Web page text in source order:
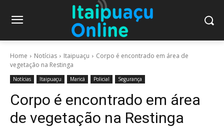
Home Notícias Itaipuaçu
Corpo é encontrado em área de
vegetação na Restinga
Notícias Itaipuaçu Maricá Policial Segurança
Corpo é encontrado em área
de vegetação na Restinga